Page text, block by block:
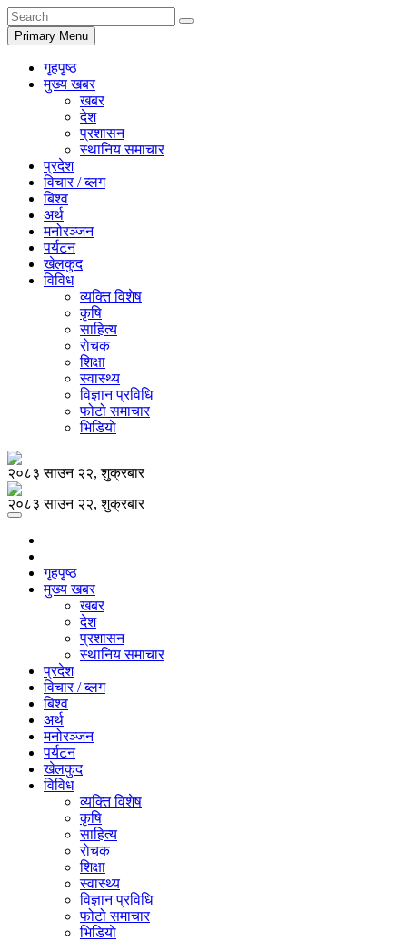
Primary Menu
गृहपृष्ठ
मुख्य खबर
खबर
देश
प्रशासन
स्थानिय समाचार
प्रदेश
विचार / ब्लग
बिश्व
अर्थ
मनोरञ्जन
पर्यटन
खेलकुद
विविध
व्यक्ति विशेष
कृषि
साहित्य
राेचक
शिक्षा
स्वास्थ्य
विज्ञान प्रविधि
फोटो समाचार
भिडियाे
२०८३ साउन २२, शुक्रबार
२०८३ साउन २२, शुक्रबार
गृहपृष्ठ
मुख्य खबर
खबर
देश
प्रशासन
स्थानिय समाचार
प्रदेश
विचार / ब्लग
बिश्व
अर्थ
मनोरञ्जन
पर्यटन
खेलकुद
विविध
व्यक्ति विशेष
कृषि
साहित्य
राेचक
शिक्षा
स्वास्थ्य
विज्ञान प्रविधि
फोटो समाचार
भिडियाे